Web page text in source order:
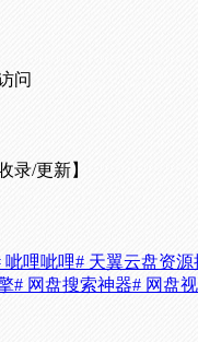
问
录/更新】
呲哩呲哩# 天翼云盘资源
# 网盘搜索神器# 网盘